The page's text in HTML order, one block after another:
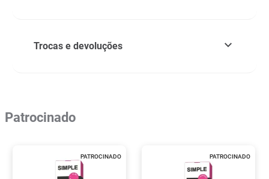
Trocas e devoluções
Patrocinado
PATROCINADO PATROCINADO